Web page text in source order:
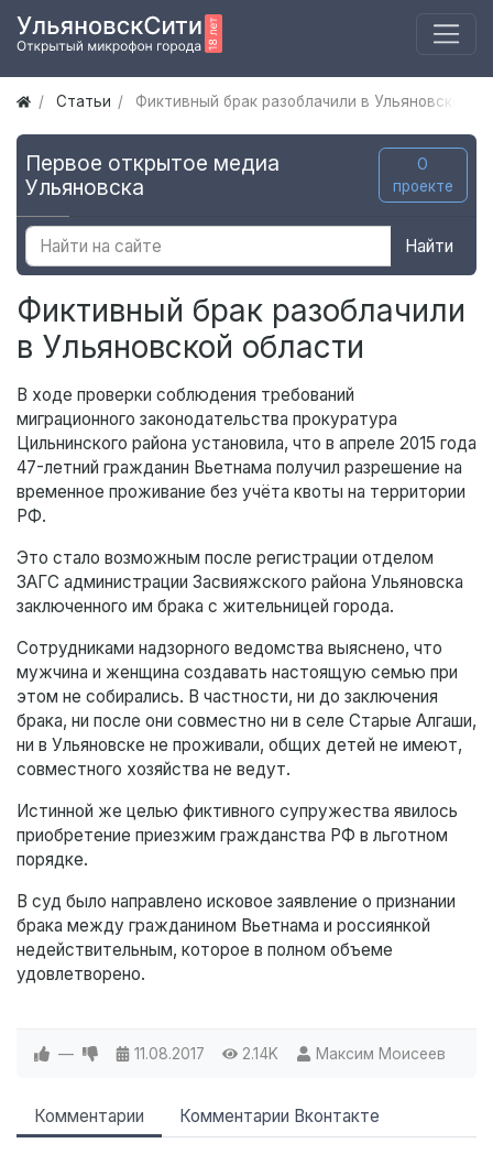
Статьи Фиктивный брак разоблачили в Ульяновской
Первое открытое медиа
Ульяновска
О
проекте
Найти
Фиктивный брак разоблачили
в Ульяновской области
В ходе проверки соблюдения требований
миграционного законодательства прокуратура
Цильнинского района установила, что в апреле 2015 года
47-летний гражданин Вьетнама получил разрешение на
временное проживание без учёта квоты на территории
РФ.
Это стало возможным после регистрации отделом
ЗАГС администрации Засвияжского района Ульяновска
заключенного им брака с жительницей города.
Сотрудниками надзорного ведомства выяснено, что
мужчина и женщина создавать настоящую семью при
этом не собирались. В частности, ни до заключения
брака, ни после они совместно ни в селе Старые Алгаши,
ни в Ульяновске не проживали, общих детей не имеют,
совместного хозяйства не ведут.
Истинной же целью фиктивного супружества явилось
приобретение приезжим гражданства РФ в льготном
порядке.
В суд было направлено исковое заявление о признании
брака между гражданином Вьетнама и россиянкой
недействительным, которое в полном объеме
удовлетворено.
— 11.08.2017 2.14K Максим Моисеев
Комментарии Комментарии Вконтакте